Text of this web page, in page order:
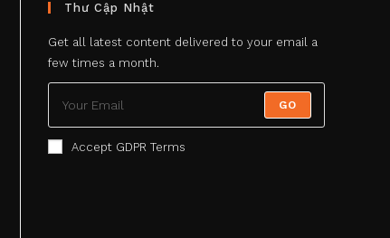
Thư Cập Nhật
Get all latest content delivered to your email a
few times a month.
GO
Accept GDPR Terms